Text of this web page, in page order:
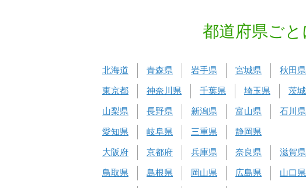
都道府県ご
北海道 青森県 岩手県 宮城県 秋田県
東京都 神奈川県 千葉県 埼玉県 茨
山梨県 長野県 新潟県 富山県 石川県
愛知県 岐阜県 三重県 静岡県
大阪府 京都府 兵庫県 奈良県 滋賀県
鳥取県 島根県 岡山県 広島県 山口県